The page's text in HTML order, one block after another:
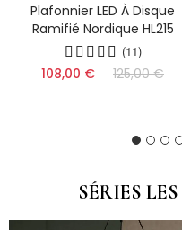
Plafonnier LED À Disque
Ramifié Nordique HL215
(11)
108,00 € 125,00 €
(17)
(16)
SÉRIES